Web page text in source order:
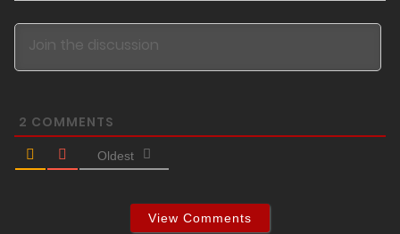
2 COMMENTS
Oldest
View Comments